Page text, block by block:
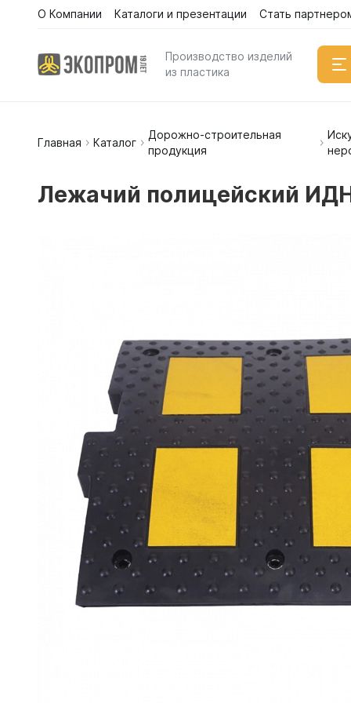
О Компании Каталоги и презентации Стать
Производство изделий
из пластика
Емкости
Емкости
Емкости
Емкости
Емкости
Емкости
Емкости
Емкости
Емкости
Емкости
Емкости
Емкости
Главная Каталог
Дорожно-строительная
продукция
Лежачий полицейский